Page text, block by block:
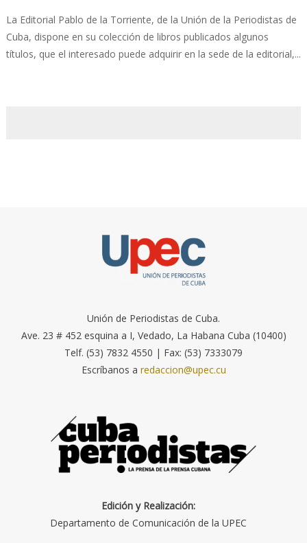
La Editorial Pablo de la Torriente, de la Unión de la Periodistas de
Cuba, dispone en su colección de libros publicados algunos
títulos, que el interesado puede adquirir en la sede de la editorial,...
Unión de Periodistas de Cuba.
Ave. 23 # 452 esquina a I, Vedado, La Habana Cuba (10400)
Telf. (53) 7832 4550 | Fax: (53) 7333079
Escríbanos a redaccion@upec.cu
Edición y Realización:
Departamento de Comunicación de la UPEC